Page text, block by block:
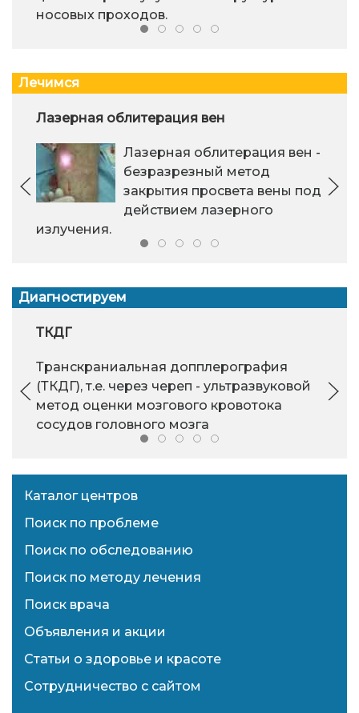
носовых проходов.
Лечимся
Лазерная облитерация вен
Лазерная облитерация вен -
безразрезный метод
закрытия просвета вены под
действием лазерного
излучения.
Диагностируем
ТКДГ
Транскраниальная допплерография
(ТКДГ), т.е. через череп - ультразвуковой
метод оценки мозгового кровотока
сосудов головного мозга
Каталог центров
Поиск по проблеме
Поиск по обследованию
Поиск по методу лечения
Поиск врача
Объявления и акции
Статьи о здоровье и красоте
Сотрудничество с сайтом